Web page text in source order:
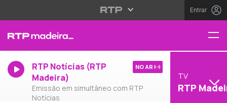
Entrar
RTP Notícias (RTP
Madeira)
Emissão em simultâneo com RTP
Notícias
NO AR
TV
RTP